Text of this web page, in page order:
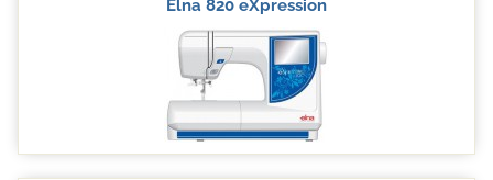
Elna 820 eXpression